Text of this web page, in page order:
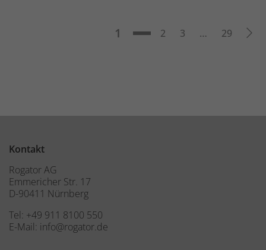
Seite
1 Seite
2 Seite
3 … Seite
29
Kontakt
Rogator AG
Emmericher Str. 17
D-90411 Nürnberg
Tel: +49 911 8100 550
E-Mail: info@rogator.de